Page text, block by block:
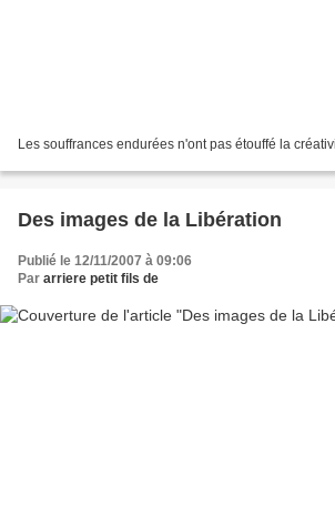
Les souffrances endurées n'ont pas étouffé la
Des images de la Libération
Publié le 12/11/2007 à 09:06
Par arriere petit fils de